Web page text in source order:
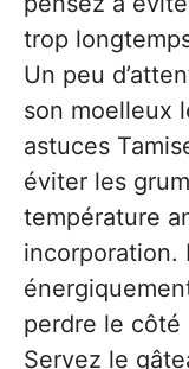
trop
Un peu
son moelleux
astuces
éviter les
température
incorporation.
perdre le côté
Servez le